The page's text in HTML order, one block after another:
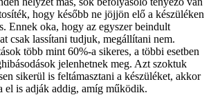
hogy később ne jöjjön elő a készüléken
Ennek oka, hogy az egyszer beindult
csak lassítani tudjuk, megállítani nem.
több mint 60%-a sikeres, a többi esetben
jelenhetnek meg. Azt szoktuk
sikerül is feltámasztani a készüléket, akkor
el is adják addig, amíg működik.